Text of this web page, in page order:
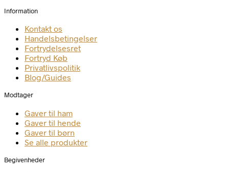
Information
Kontakt os
Handelsbetingelser
Fortrydelsesret
Fortryd Køb
Privatlivspolitik
Blog/Guides
Modtager
Gaver til ham
Gaver til hende
Gaver til børn
Se alle produkter
Begivenheder